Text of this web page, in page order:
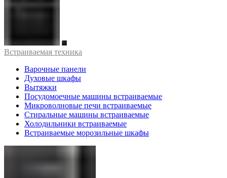
Встраиваемая техника
Варочные панели
Духовые шкафы
Вытяжки
Посудомоечные машины встраиваемые
Микроволновые печи встраиваемые
Стиральные машины встраиваемые
Холодильники встраиваемые
Встраиваемые морозильные шкафы